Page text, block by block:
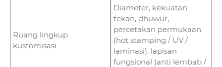
Ruang lingkup
kustomisasi
Diameter, kekuatan
tekan, dhuwur,
percetakan permukaan
(hot stamping / UV /
laminasi), lapisan
fungsional (anti lembab /